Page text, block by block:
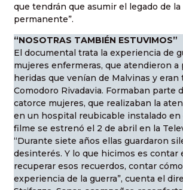
que tendrán que asumir el legado de la
permanente”.
“NOSOTRAS TAMBIÉN ESTUVIMOS”
El documental trata la experiencia de
mujeres enfermeras, que atendieron a
heridas que venían de Malvinas y eran
Comodoro Rivadavia. Formaban parte
catorce mujeres, que realizaban la
en un hospital reubicable instalado en
filme se estrenó el 2 de abril en la
“Durante siete años ellas guardaron
desinterés. Y lo que hicimos es contar
recuperar esos recuerdos, contar
experiencia de la guerra”, cuenta el